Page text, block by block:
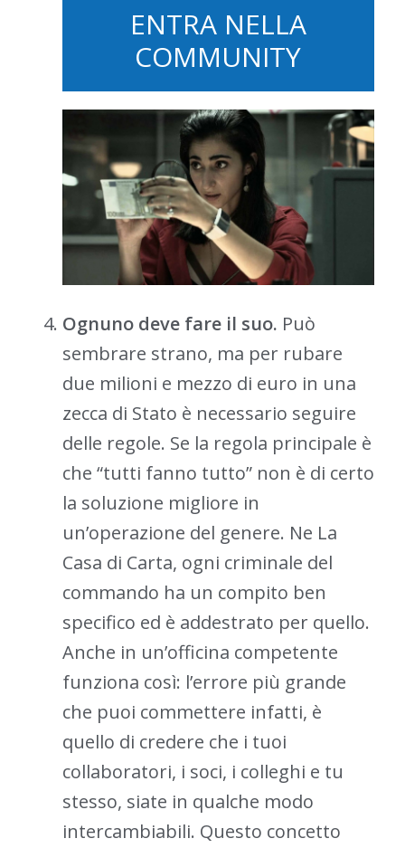
ENTRA NELLA
COMMUNITY
Ognuno deve fare il suo. Può
sembrare strano, ma per rubare
due milioni e mezzo di euro in una
zecca di Stato è necessario seguire
delle regole. Se la regola principale è
che “tutti fanno tutto” non è di certo
la soluzione migliore in
un’operazione del genere. Ne La
Casa di Carta, ogni criminale del
commando ha un compito ben
specifico ed è addestrato per quello.
Anche in un’officina competente
funziona così: l’errore più grande
che puoi commettere infatti, è
quello di credere che i tuoi
collaboratori, i soci, i colleghi e tu
stesso, siate in qualche modo
intercambiabili. Questo concetto